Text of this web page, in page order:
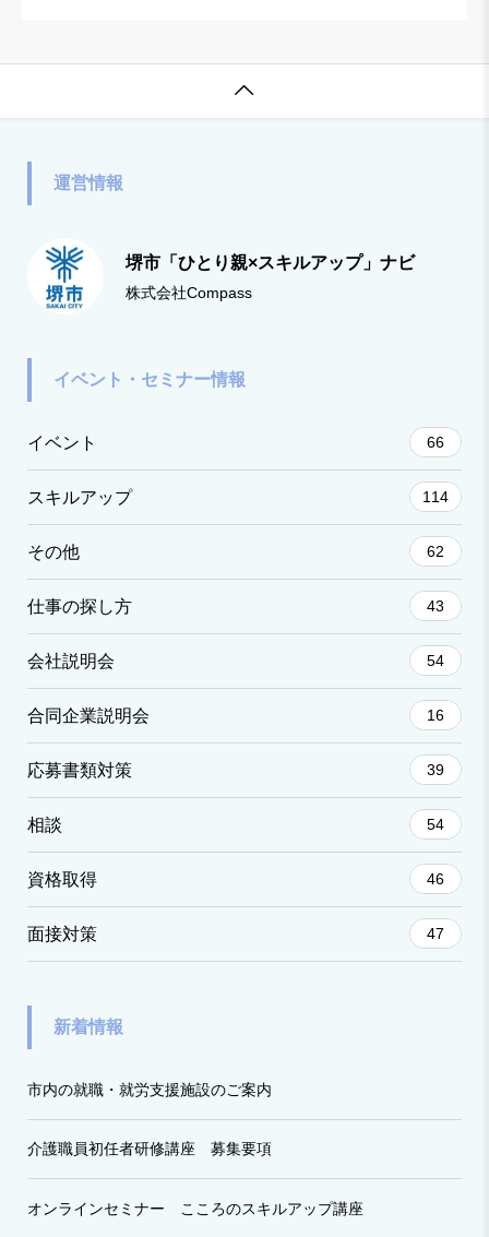

運営情報
堺市「ひとり親×スキルアップ」ナビ
株式会社Compass
イベント・セミナー情報
イベント 66
スキルアップ 114
その他 62
仕事の探し方 43
会社説明会 54
合同企業説明会 16
応募書類対策 39
相談 54
資格取得 46
面接対策 47
新着情報
市内の就職・就労支援施設のご案内
介護職員初任者研修講座 募集要項
オンラインセミナー こころのスキルアップ講座